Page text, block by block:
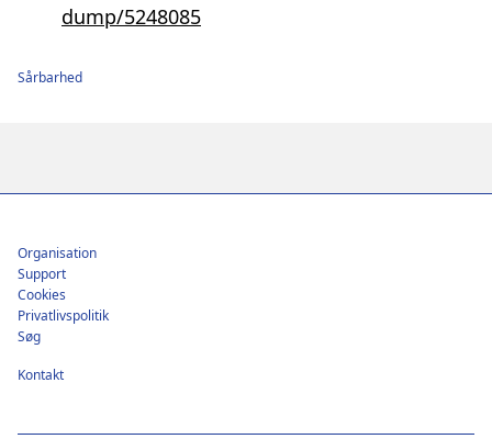
dump/5248085
Sårbarhed
Footer
Organisation
Support
Cookies
Privatlivspolitik
Søg
Kontakt